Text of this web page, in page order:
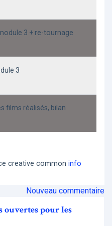
3 + re-tournage
3
films réalisés, bilan
creative common info
Nouveau commentaire
pour les